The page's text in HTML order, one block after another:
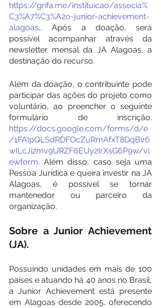
https://grifa.me/instituicao/associa%
C3%A7%C3%A2o-junior-achievement-
alagoas,. Após a doação, será
possível acompanhar através da
newsletter mensal da JA Alagoas, a
destinação do recurso.
Além da doação, o contribuinte pode
participar das ações do projeto como
voluntário, ao preencher o seguinte
https://docs.google.com/forms/d/e
/1FAIpQLSdRDFOcZuRmAfxT8DqBv6
wILcJi2mv9URZF6EUy2IrXsG6P9w/vi
ewform. Além disso, caso seja uma
Pessoa Jurídica e queira investir na JA
Alagoas, é possível se tornar
mantenedor ou parceiro da
organização.
Sobre a Junior Achievement
(JA).
Possuindo unidades em mais de 100
países e atuando há 40 anos no Brasil,
a Junior Achievement está presente
em Alagoas desde 2005, oferecendo